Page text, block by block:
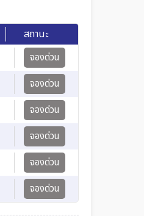
สถานะ
จองด่วน
จองด่วน
จองด่วน
จองด่วน
จองด่วน
จองด่วน